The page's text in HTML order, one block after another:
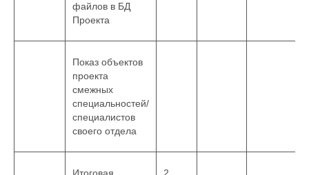
файлов в БД
Проекта
Показ объектов
проекта
смежных
специальностей/
специалистов
своего отдела